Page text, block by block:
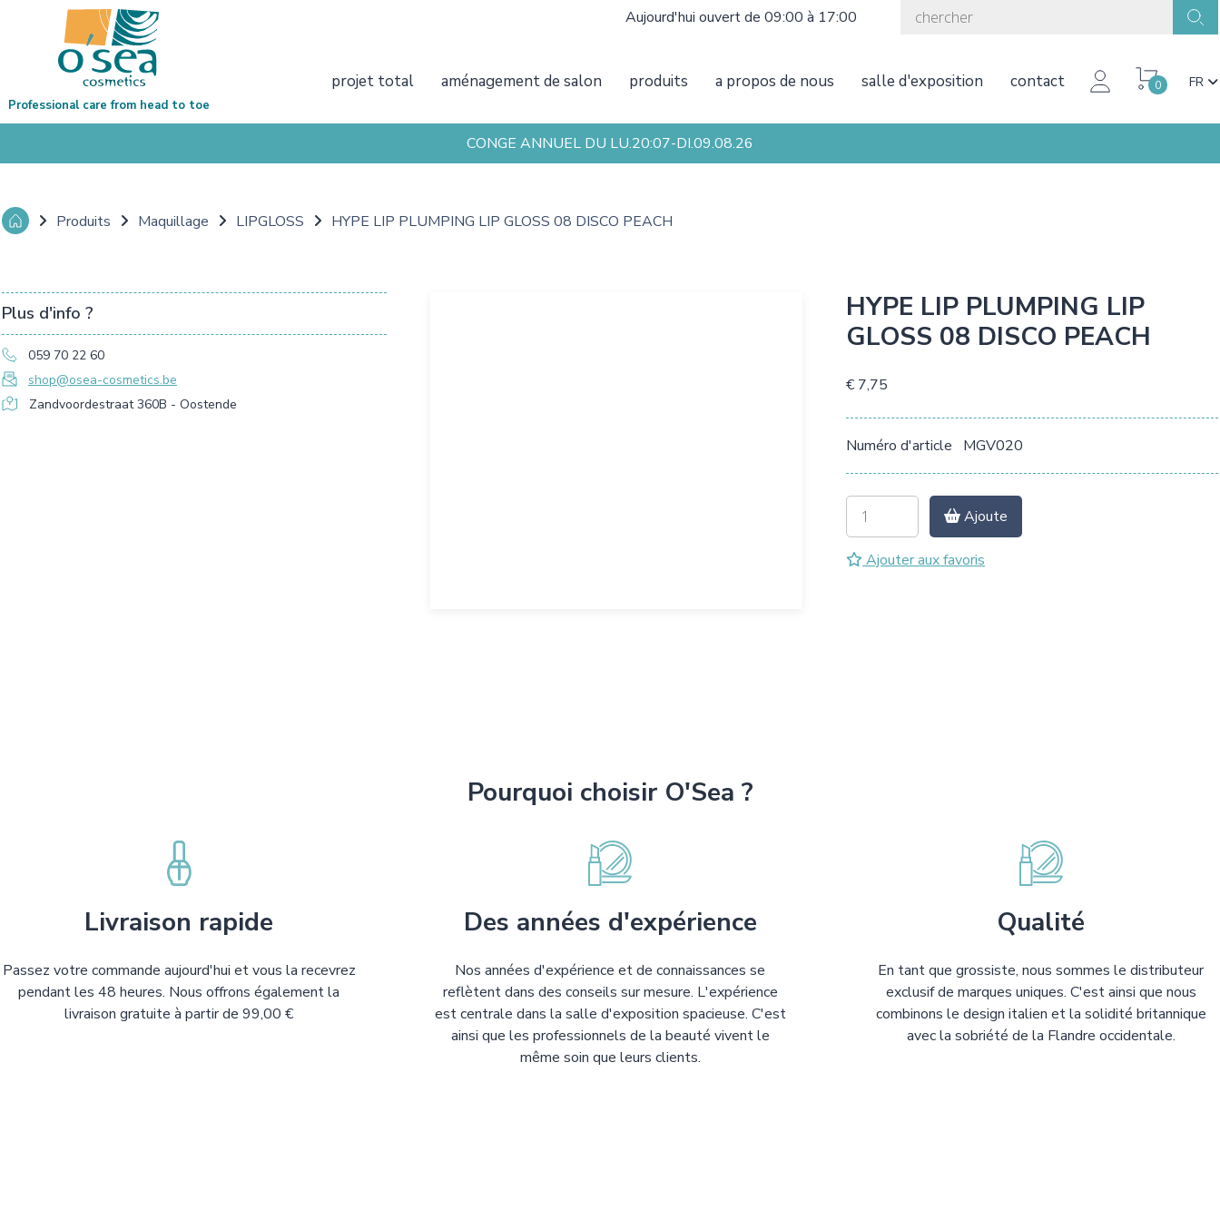
Aujourd'hui ouvert de 09:00 à 17:00
projet total aménagement de salon produits a propos de nous salle d'exposition contact 0 FR
Professional care from head to toe
CONGE ANNUEL DU LU.20:07-DI.09.08.26
Produits Maquillage LIPGLOSS HYPE LIP PLUMPING LIP GLOSS 08 DISCO PEACH
Plus d'info ?
059 70 22 60
shop@osea-cosmetics.be
Zandvoordestraat 360B - Oostende
HYPE LIP PLUMPING LIP
GLOSS 08 DISCO PEACH
€ 7,75
Numéro d'article MGV020
Ajoute
Ajouter aux favoris
Pourquoi choisir O'Sea ?
Livraison rapide
Passez votre commande aujourd'hui et vous la recevrez
pendant les 48 heures. Nous offrons également la
livraison gratuite à partir de 99,00 €
Des années d'expérience
Nos années d'expérience et de connaissances se
reflètent dans des conseils sur mesure. L'expérience
est centrale dans la salle d'exposition spacieuse. C'est
ainsi que les professionnels de la beauté vivent le
même soin que leurs clients.
Qualité
En tant que grossiste, nous sommes le distributeur
exclusif de marques uniques. C'est ainsi que nous
combinons le design italien et la solidité britannique
avec la sobriété de la Flandre occidentale.